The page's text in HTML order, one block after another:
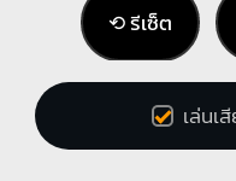
⟲ รีเซ็ต
เล่นเ